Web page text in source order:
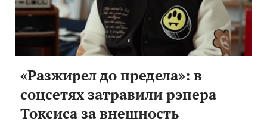
«Разжирел до предела»: в
соцсетях затравили рэпера
Токсиса за внешность